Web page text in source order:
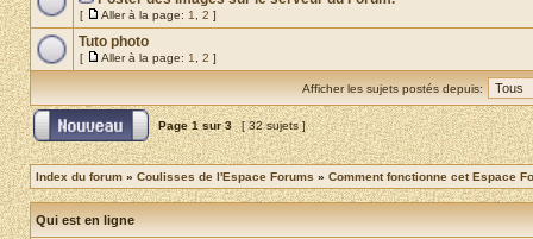
[ Aller à la page: 1 2 ]
Tuto photo
[ Aller à la page: 1 2 ]
Afficher les sujets postés depuis:
Page1sur3 [ 32 sujets ]
Index du forum » Coulisses de l'Espace Forums » Comment fonctionne cet Espace
Qui est en ligne